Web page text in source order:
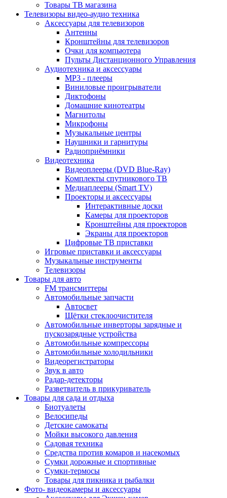
Товары ТВ магазина
Телевизоры видео-аудио техника
Аксессуары для телевизоров
Антенны
Кронштейны для телевизоров
Очки для компьютера
Пульты Дистанционного Управления
Аудиотехника и аксессуары
MP3 - плееры
Виниловые проигрыватели
Диктофоны
Домашние кинотеатры
Магнитолы
Микрофоны
Музыкальные центры
Наушники и гарнитуры
Радиоприёмники
Видеотехника
Видеоплееры (DVD Blue-Ray)
Комплекты спутникового ТВ
Медиаплееры (Smart TV)
Проекторы и аксессуары
Интерактивные доски
Камеры для проекторов
Кронштейны для проекторов
Экраны для проекторов
Цифровые ТВ приставки
Игровые приставки и аксессуары
Музыкальные инструменты
Телевизоры
Товары для авто
FM трансмиттеры
Автомобильные запчасти
Автосвет
Щётки стеклоочистителя
Автомобильные инверторы зарядные и
пускозарядные устройства
Автомобильные компрессоры
Автомобильные холодильники
Видеорегистраторы
Звук в авто
Радар-детекторы
Разветвитель в прикуриватель
Товары для сада и отдыха
Биотуалеты
Велосипеды
Детские самокаты
Мойки высокого давления
Садовая техника
Средства против комаров и насекомых
Сумки дорожные и спортивные
Сумки-термосы
Товары для пикника и рыбалки
Фото- видеокамеры и аксессуары